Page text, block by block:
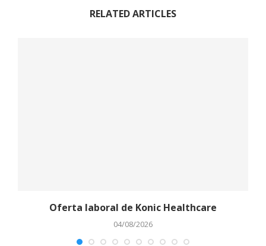
RELATED ARTICLES
Oferta laboral de Konic Healthcare
04/08/2026